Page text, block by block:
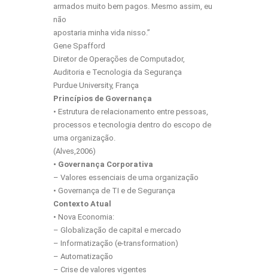
armados muito bem pagos. Mesmo assim, eu
não
apostaria minha vida nisso.”
Gene Spafford
Diretor de Operações de Computador,
Auditoria e Tecnologia da Segurança
Purdue University, França
Princípios de Governança
• Estrutura de relacionamento entre pessoas,
processos e tecnologia dentro do escopo de
uma organização.
(Alves,2006)
• Governança Corporativa
– Valores essenciais de uma organização
• Governança de TI e de Segurança
Contexto Atual
• Nova Economia:
– Globalização de capital e mercado
– Informatização (e-transformation)
– Automatização
– Crise de valores vigentes